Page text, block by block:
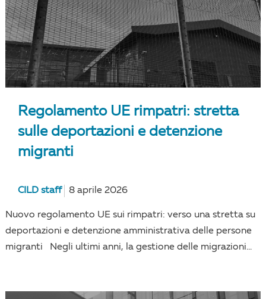
Regolamento UE rimpatri: stretta
sulle deportazioni e detenzione
migranti
CILD staff 8 aprile 2026
Nuovo regolamento UE sui rimpatri: verso una stretta su
deportazioni e detenzione amministrativa delle persone
migranti Negli ultimi anni, la gestione delle migrazioni...